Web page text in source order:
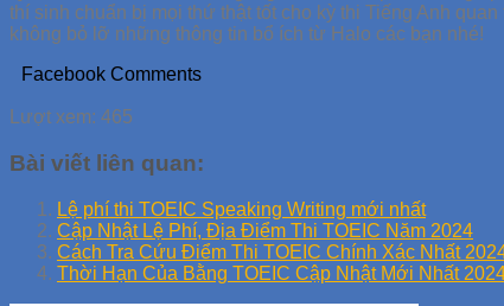
thí sinh chuẩn bị mọi thứ thật tốt cho kỳ thi Tiếng Anh
không bỏ lỡ những thông tin bổ ích từ Halo các bạn nhé!
Facebook Comments
Lượt xem: 465
Bài viết liên quan:
Lệ phí thi TOEIC Speaking Writing mới nhất
Cập Nhật Lệ Phí, Địa Điểm Thi TOEIC Năm 2024
Cách Tra Cứu Điểm Thi TOEIC Chính Xác Nhất
Thời Hạn Của Bằng TOEIC Cập Nhật Mới Nhất